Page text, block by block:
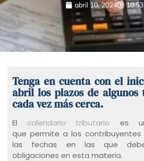
abril 10, 2024
Tenga en cuenta con el
abril los plazos de algunos
cada vez más cerca.
El calendario tributario es
que permite a los
las fechas en las que
obligaciones en esta materia.